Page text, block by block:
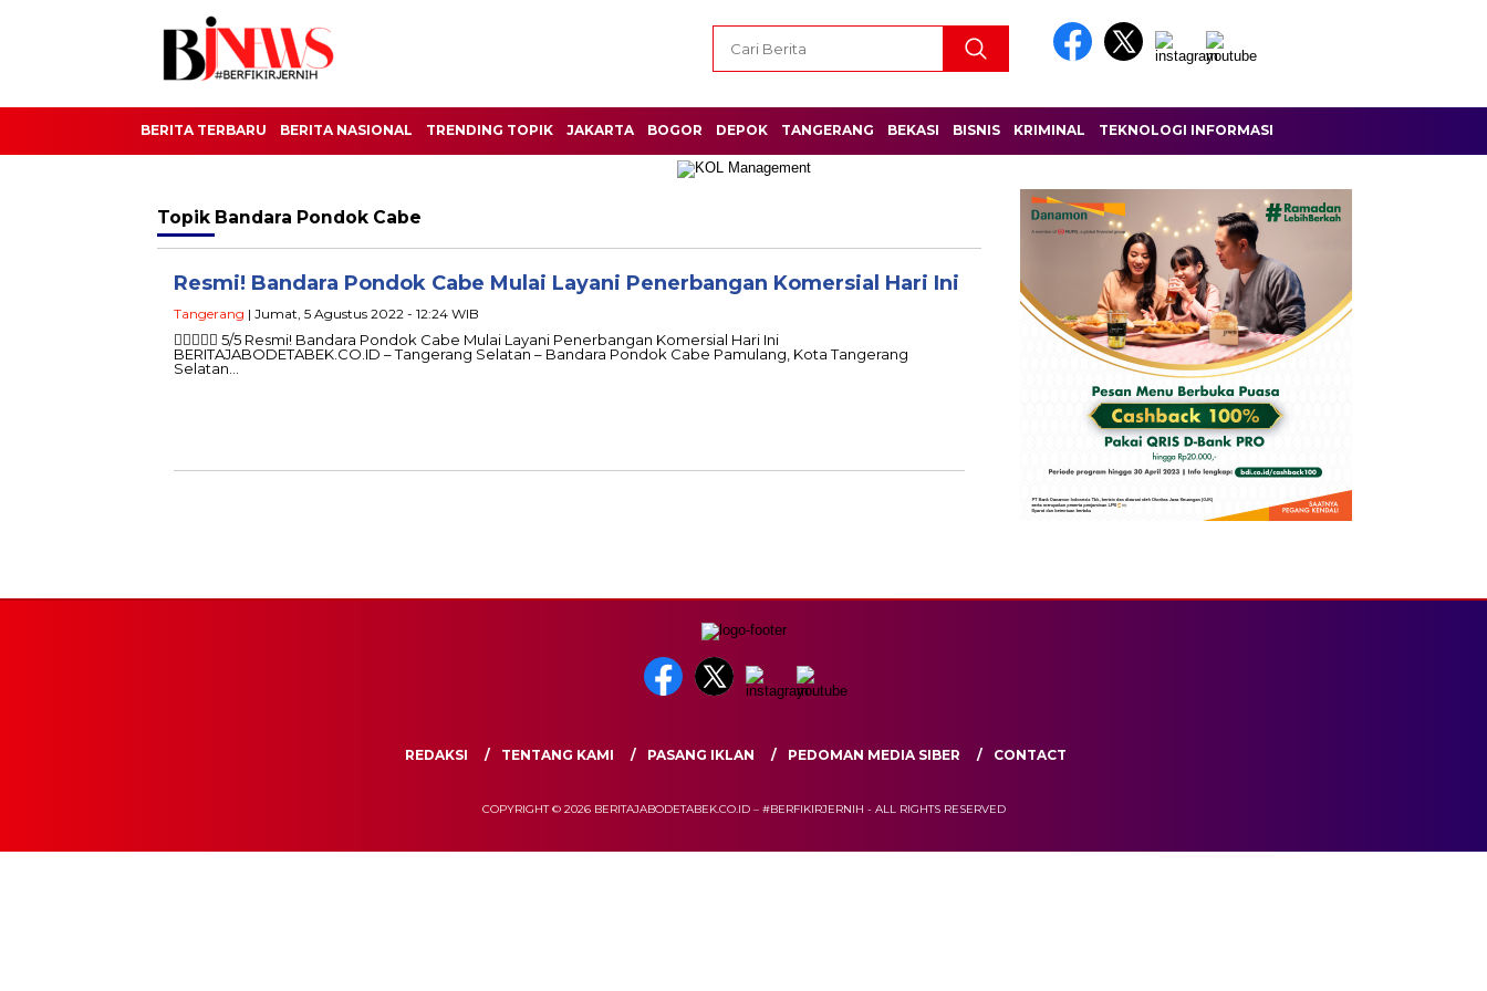
BERITA TERBARU BERITA NASIONAL TRENDING TOPIK JAKARTA BOGOR DEPOK TANGERANG BEKASI BISNIS KRIMINAL TEKNOLOGI INFORMASI
Topik Bandara Pondok Cabe
Resmi! Bandara Pondok Cabe Mulai Layani Penerbangan Komersial Hari Ini
Tangerang | Jumat, 5 Agustus 2022 - 12:24 WIB
 5/5 Resmi! Bandara Pondok Cabe Mulai Layani Penerbangan Komersial Hari Ini
BERITAJABODETABEK.CO.ID – Tangerang Selatan – Bandara Pondok Cabe Pamulang, Kota Tangerang
Selatan…
REDAKSI TENTANG KAMI PASANG IKLAN PEDOMAN MEDIA SIBER CONTACT
COPYRIGHT © 2026 BERITAJABODETABEK.CO.ID – #BERFIKIRJERNIH - ALL RIGHTS RESERVED